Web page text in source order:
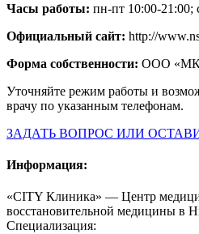
Часы работы: пн-пт 10:00-21:00;
Официальный сайт: http://
Форма собственности: ООО
Уточняйте режим работы и
врачу по указанным телефонам.
ЗАДАТЬ ВОПРОС ИЛИ
Информация:
«CITY Клиника» — Центр
восстановительной медицины в
Специализация: